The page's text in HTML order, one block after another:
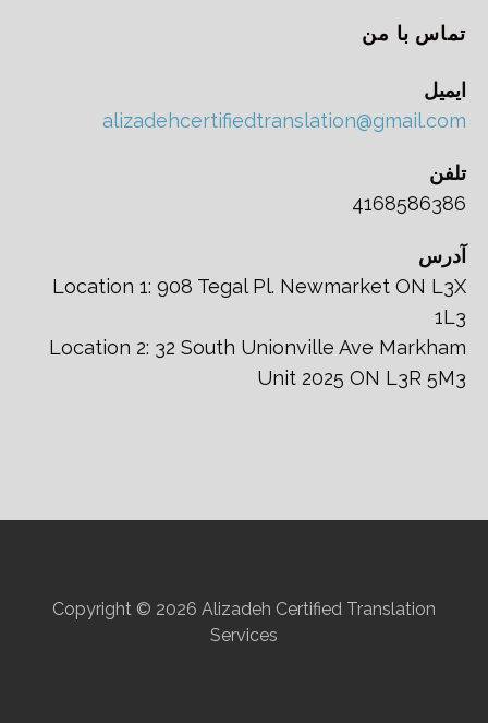
تماس با من
ایمیل
alizadehcertifiedtranslation@gmail.com
تلفن
4168586386
آدرس
Location 1: 908 Tegal Pl. Newmarket ON L3X
1L3
Location 2: 32 South Unionville Ave Markham
Unit 2025 ON L3R 5M3
Copyright © 2026 Alizadeh Certified Translation
Services